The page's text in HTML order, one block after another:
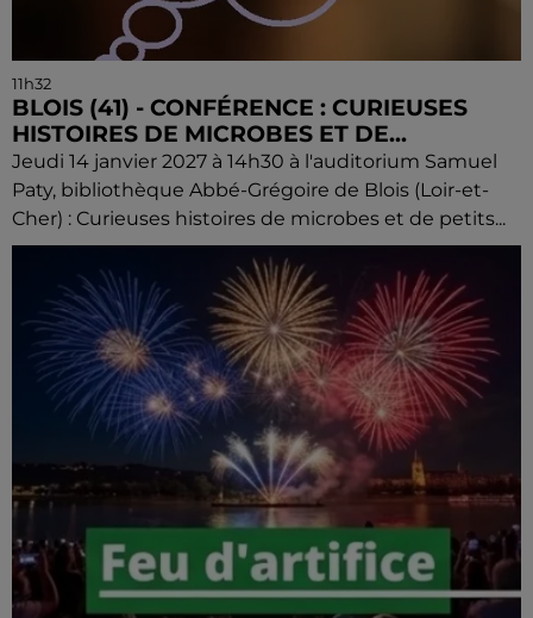
11h32
BLOIS (41) - CONFÉRENCE : CURIEUSES
HISTOIRES DE MICROBES ET DE...
Jeudi 14 janvier 2027 à 14h30 à l'auditorium Samuel
Paty, bibliothèque Abbé-Grégoire de Blois (Loir-et-
Cher) : Curieuses histoires de microbes et de petits...